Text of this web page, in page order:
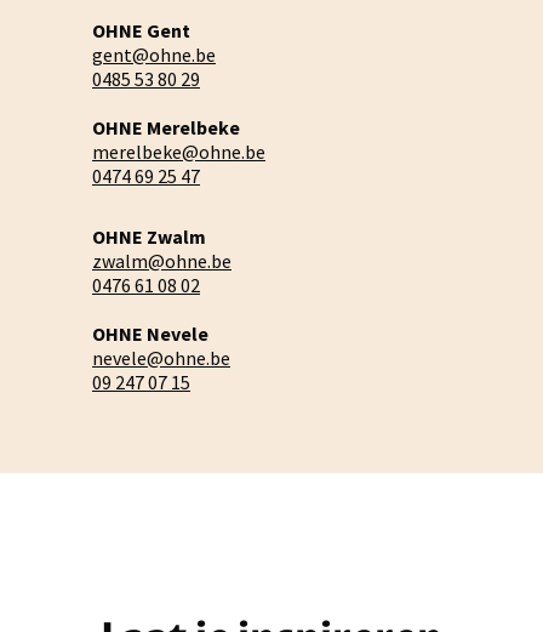
OHNE Gent
gent@ohne.be
0485 53 80 29
OHNE Merelbeke
merelbeke@ohne.be
0474 69 25 47
OHNE Zwalm
zwalm@ohne.be
0476 61 08 02
OHNE Nevele
nevele@ohne.be
09 247 07 15